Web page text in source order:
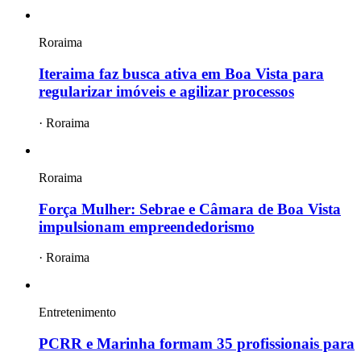
Roraima
Iteraima faz busca ativa em Boa Vista para
regularizar imóveis e agilizar processos
· Roraima
Roraima
Força Mulher: Sebrae e Câmara de Boa Vista
impulsionam empreendedorismo
· Roraima
Entretenimento
PCRR e Marinha formam 35 profissionais para